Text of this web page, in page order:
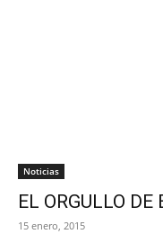
Noticias
EL ORGULLO
15 enero, 2015